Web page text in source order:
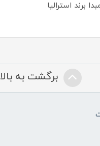
برند استرالیا
برگشت به بالا